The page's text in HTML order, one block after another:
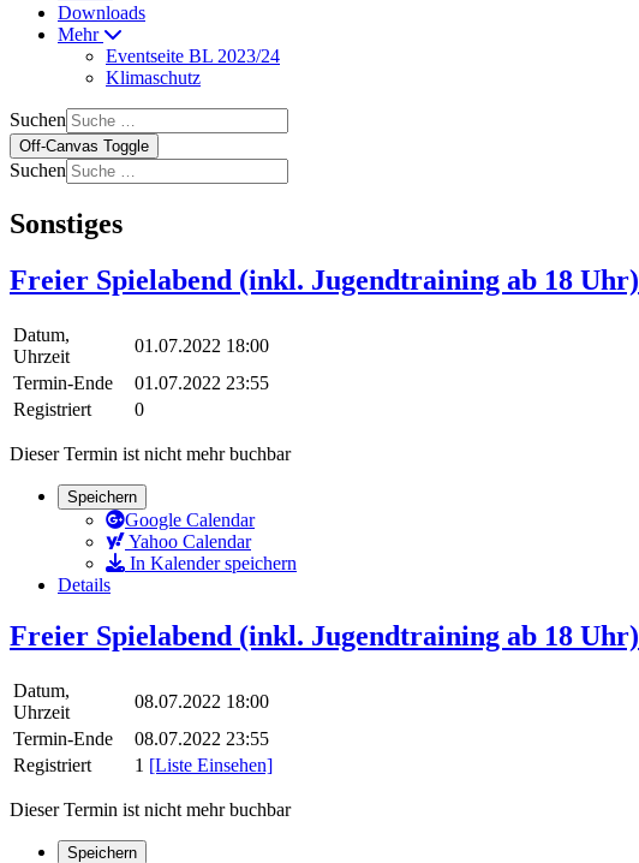
Downloads
Mehr
Eventseite BL 2023/24
Klimaschutz
Suchen
Off-Canvas Toggle
Suchen
Sonstiges
Freier Spielabend (inkl. Jugendtraining ab 18 Uhr)
Datum,
Uhrzeit
01.07.2022 18:00
Termin-Ende
01.07.2022 23:55
Registriert
0
Dieser Termin ist nicht mehr buchbar
Speichern
Google Calendar
Yahoo Calendar
In Kalender speichern
Details
Freier Spielabend (inkl. Jugendtraining ab 18 Uhr)
Datum,
Uhrzeit
08.07.2022 18:00
Termin-Ende
08.07.2022 23:55
Registriert
1 [Liste Einsehen]
Dieser Termin ist nicht mehr buchbar
Speichern